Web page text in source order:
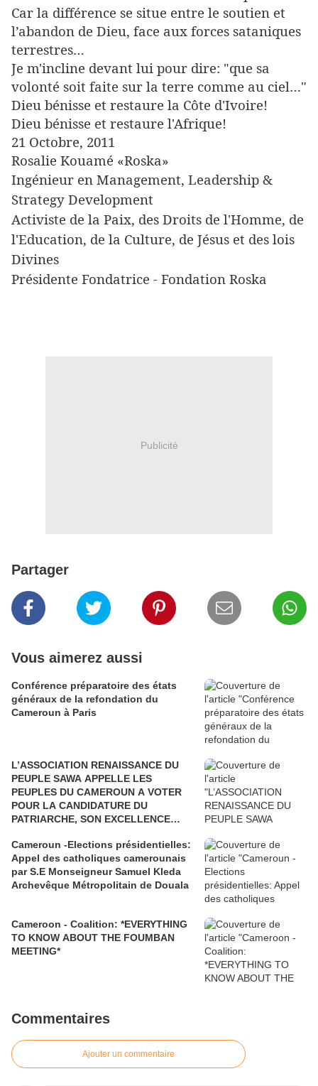
Car la différence se situe entre le soutien et
l’abandon de Dieu, face aux forces sataniques
terrestres…
Je m'incline devant lui pour dire: "que sa
volonté soit faite sur la terre comme au ciel…"
Dieu bénisse et restaure la Côte d'Ivoire!
Dieu bénisse et restaure l'Afrique!
21 Octobre, 2011
Rosalie Kouamé «Roska»
Ingénieur en Management, Leadership &
Strategy Development
Activiste de la Paix, des Droits de l'Homme, de
l'Education, de la Culture, de Jésus et des lois
Divines
Présidente Fondatrice - Fondation Roska
Publicité
Partager
Vous aimerez aussi
Conférence préparatoire des états
généraux de la refondation du
Cameroun à Paris
L’ASSOCIATION RENAISSANCE DU
PEUPLE SAWA APPELLE LES
PEUPLES DU CAMEROUN A VOTER
POUR LA CANDIDATURE DU
PATRIARCHE, SON EXCELLENCE
Cameroun -Elections présidentielles:
Appel des catholiques camerounais
par S.E Monseigneur Samuel Kleda
Archevêque Métropolitain de Douala
Cameroon - Coalition: *EVERYTHING
TO KNOW ABOUT THE FOUMBAN
MEETING*
Commentaires
Ajouter un commentaire